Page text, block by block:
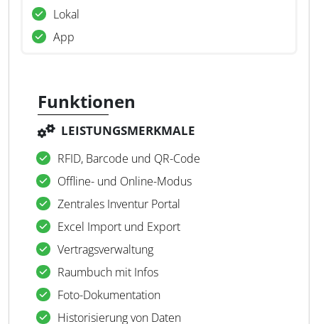
Lokal
App
Funktionen
LEISTUNGSMERKMALE
RFID, Barcode und QR-Code
Offline- und Online-Modus
Zentrales Inventur Portal
Excel Import und Export
Vertragsverwaltung
Raumbuch mit Infos
Foto-Dokumentation
Historisierung von Daten